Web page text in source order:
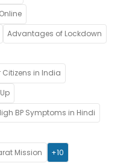
Advantages of Lockdown
Citizens in India
BP Symptoms in Hindi
Mission
+10